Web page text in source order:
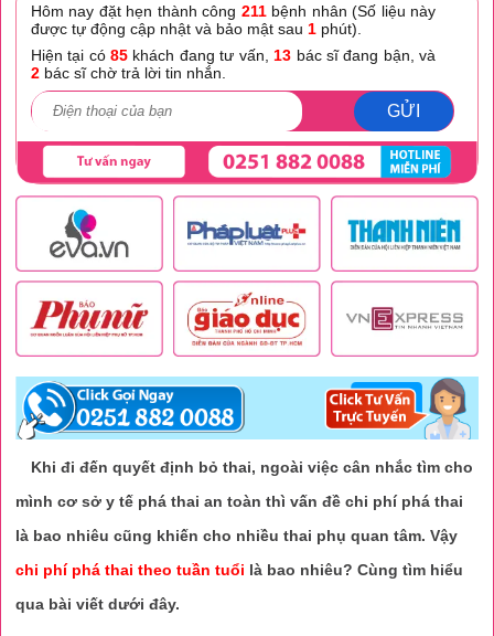
Hôm nay đặt hẹn thành công 211bệnh nhân (Số liệu này
được tự động cập nhật và bảo mật sau 1phút).
Hiện tại có 85 khách đang tư vấn, 13 bác sĩ đang bận, và
2bác sĩ chờ trả lời tin nhắn.
GỬI
Khi đi đến quyết định bỏ thai, ngoài việc cân nhắc tìm cho
mình cơ sở y tế phá thai an toàn thì vấn đề chi phí phá thai
là bao nhiêu cũng khiến cho nhiều thai phụ quan tâm. Vậy
chi phí phá thai theo tuần tuổi là bao nhiêu? Cùng tìm hiểu
qua bài viết dưới đây.